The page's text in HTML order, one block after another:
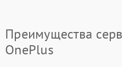
Преимущества
OnePlus